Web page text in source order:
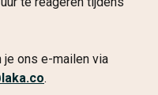
je ons e-mailen via
.